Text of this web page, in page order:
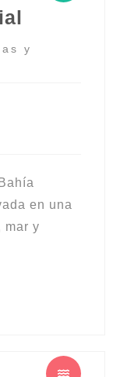
y
en una
mar y